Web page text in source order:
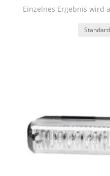
Einzelnes Ergebnis wird